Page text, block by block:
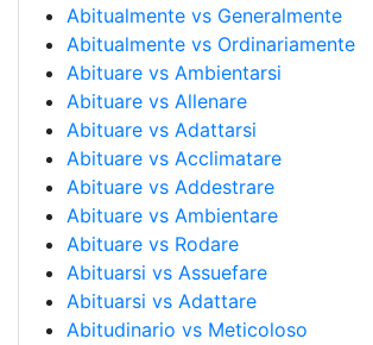
Abitualmente vs Generalmente
Abitualmente vs Ordinariamente
Abituare vs Ambientarsi
Abituare vs Allenare
Abituare vs Adattarsi
Abituare vs Acclimatare
Abituare vs Addestrare
Abituare vs Ambientare
Abituare vs Rodare
Abituarsi vs Assuefare
Abituarsi vs Adattare
Abitudinario vs Meticoloso